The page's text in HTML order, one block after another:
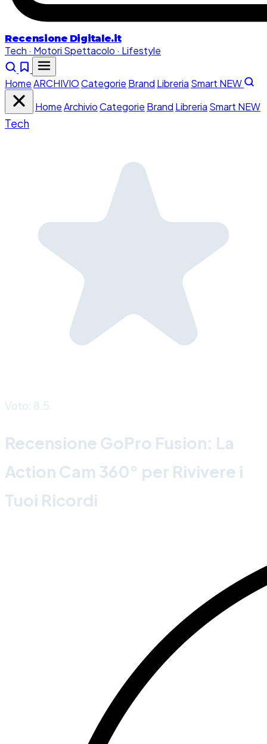
Recensione Digitale.it
Tech · Motori Spettacolo · Lifestyle
HomeARCHIVIOCategorie Brand Libreria Smart NEW
HomeArchivioCategorie Brand Libreria Smart NEW
Tech
Voto: 8.5
Recensione GoPro Fusion: La
Action Cam 360° per Rivivere i
Tuoi Ricordi